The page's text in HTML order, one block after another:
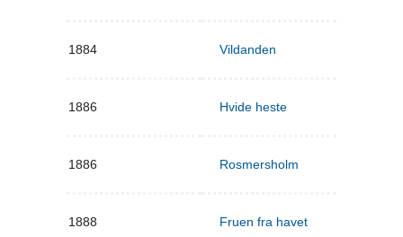
1884 Vildanden
1886 Hvide heste
1886 Rosmersholm
1888 Fruen fra havet